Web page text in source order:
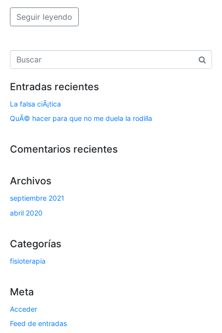
Seguir leyendo
Entradas recientes
La falsa ciÃ¡tica
QuÃ© hacer para que no me duela la rodilla
Comentarios recientes
Archivos
septiembre 2021
abril 2020
Categorías
fisioterapia
Meta
Acceder
Feed de entradas